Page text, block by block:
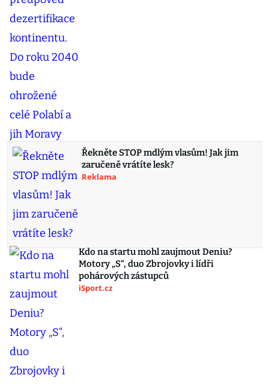
Řekněte STOP mdlým vlasům! Jak jim
zaručeně vrátíte lesk?
Reklama
Kdo na startu mohl zaujmout Deniu?
Motory „S“, duo Zbrojovky i lídři
pohárových zástupců
iSport.cz